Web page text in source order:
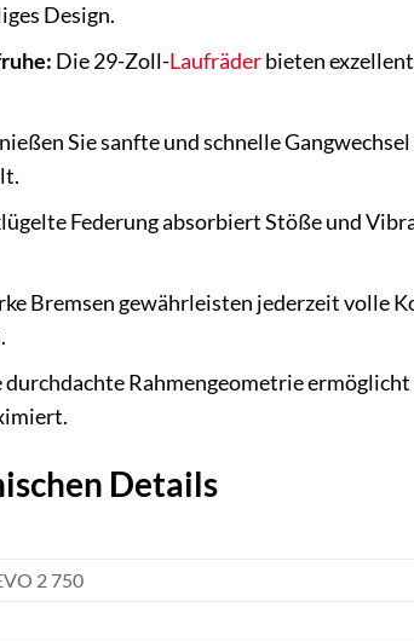
Design.
Die 29-Zoll-Laufräderbieten
Sie sanfte und schnelle
Federung absorbiert Stöße und
Bremsen gewährleisten jederzeit volle
durchdachte Rahmengeometrie
Details
2 750